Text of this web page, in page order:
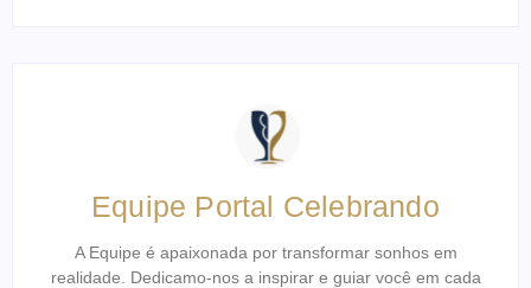
Equipe Portal Celebrando
A Equipe é apaixonada por transformar sonhos em
realidade. Dedicamo-nos a inspirar e guiar você em cada